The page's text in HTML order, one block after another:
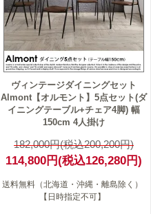
ヴィンテージダイニングセット
Almont【オルモント】5点セット(ダ
イニングテーブル+チェア4脚) 幅
150cm 4人掛け
182,000円(税込200,200円)
114,800円(税込126,280円)
送料無料（北海道・沖縄・離島除く）
【日時指定不可】